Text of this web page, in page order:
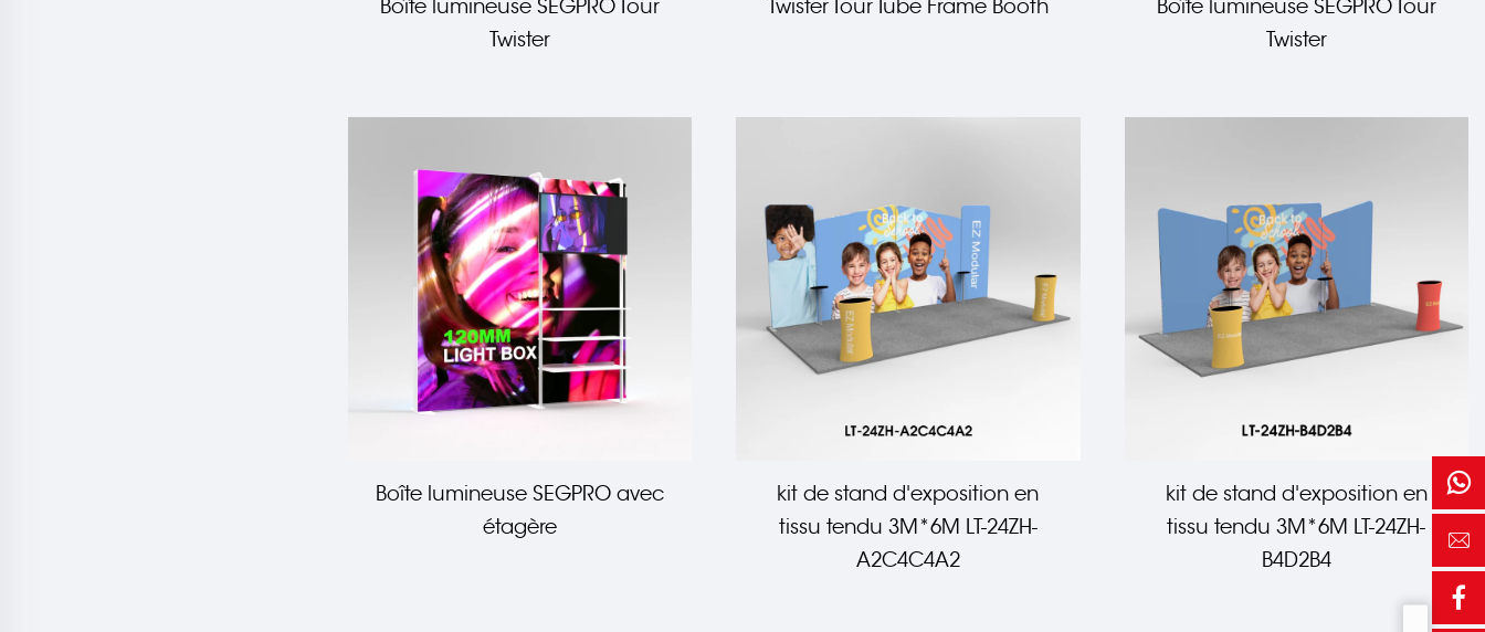
Boîte lumineuse SEGPRO Tour
Twister
Twister Tour Tube Frame Booth
Boîte lumineuse SEGPRO Tour
Twister
Boîte lumineuse SEGPRO avec
étagère
kit de stand d'exposition en
tissu tendu 3M*6M LT-24ZH-
A2C4C4A2
kit de stand d'exposition en
tissu tendu 3M*6M LT-24ZH-
B4D2B4